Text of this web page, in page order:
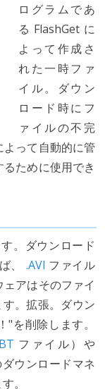
ログラムであ
るFlashGetに
よって作成さ
れた一時ファ
イル。ダウン
ロード時にフ
ァイルの不完
って自動的に管
ために使用でき
。ダウンロード
、 .AVI ファイル
アはそのファイ
。拡張。ダウン
を削除します。
ファイル）や
ウンロードマネ
。